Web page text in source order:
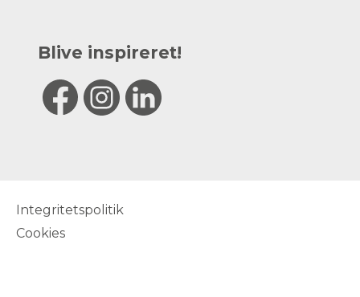
Blive inspireret!
Integritetspolitik
Cookies